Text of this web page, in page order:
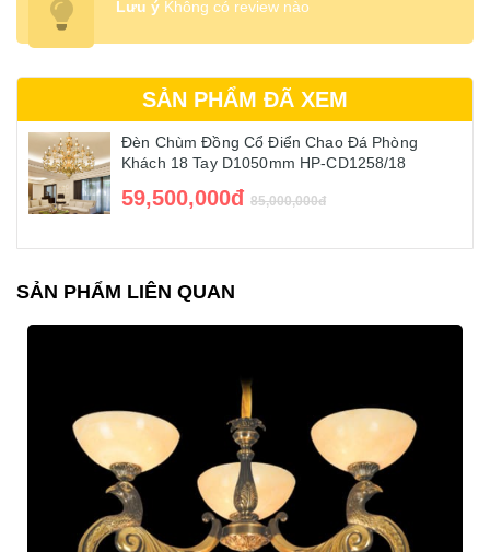
Lưu ý Không có review nào
SẢN PHẨM ĐÃ XEM
Đèn Chùm Đồng Cổ Điển Chao Đá Phòng
Khách 18 Tay D1050mm HP-CD1258/18
59,500,000đ 85,000,000đ
SẢN PHẨM LIÊN QUAN